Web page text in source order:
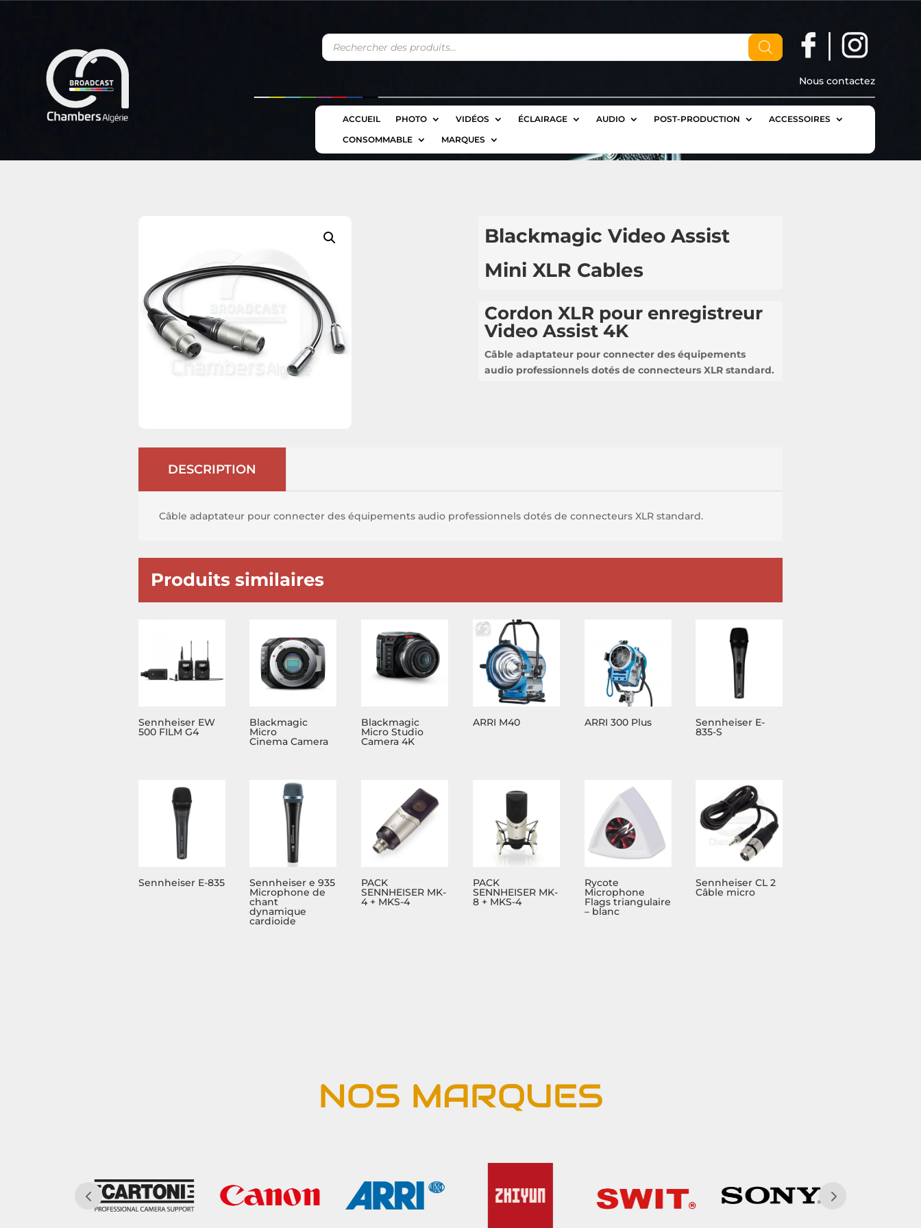
Recherche
de
produits
Nous contactez
ACCUEIL PHOTO VIDÉOS ÉCLAIRAGE AUDIO POST-PRODUCTION
ACCESSOIRES
CONSOMMABLE
MARQUES
Blackmagic Video Assist
Mini XLR Cables
Cordon XLR pour enregistreur
Video Assist 4K
Câble adaptateur pour connecter des équipements
audio professionnels dotés de connecteurs XLR standard.
DESCRIPTION
Câble adaptateur pour connecter des équipements audio professionnels dotés de connecteurs XLR standard.
Produits similaires
Sennheiser EW
500 FILM G4
Blackmagic
Micro
Cinema Camera
Blackmagic
Micro Studio
Camera 4K
ARRI M40 ARRI 300 Plus Sennheiser E-
835-S
Sennheiser E-835 Sennheiser e 935
Microphone de
chant
dynamique
cardioide
PACK
SENNHEISER MK-
4 + MKS-4
PACK
SENNHEISER MK-
8 + MKS-4
Rycote
Microphone
Flags triangulaire
– blanc
Sennheiser CL 2
Câble micro
NOS MARQUES